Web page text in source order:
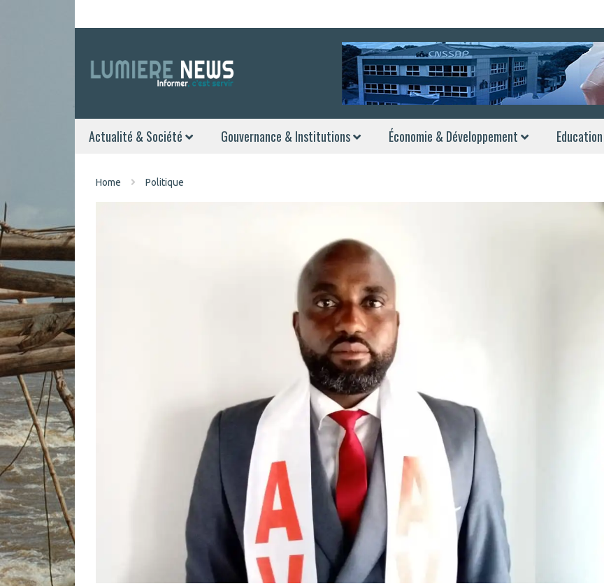
Actualité & Société Gouvernance & Institutions Économie & Développement Education
Home Politique